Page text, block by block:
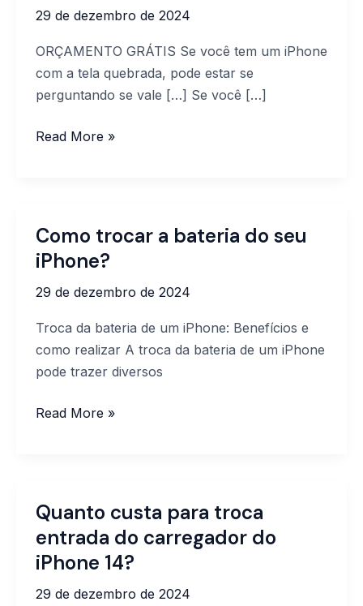
29 de dezembro de 2024
ORÇAMENTO GRÁTIS Se você tem um iPhone
com a tela quebrada, pode estar se
perguntando se vale […] Se você […]
do
iPhone
Read More »
Como trocar a bateria do seu
iPhone?
29 de dezembro de 2024
Troca da bateria de um iPhone: Benefícios e
como realizar A troca da bateria de um iPhone
pode trazer diversos
Como
trocar
bateria
do
iPhone?
Read More »
Quanto custa para troca
entrada do carregador do
iPhone 14?
29 de dezembro de 2024
Quanto
custa
para
troca
entrada